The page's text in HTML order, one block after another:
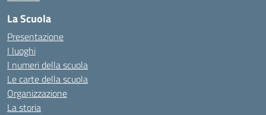
La Scuola
Presentazione
I luoghi
I numeri della scuola
Le carte della scuola
Organizzazione
La storia